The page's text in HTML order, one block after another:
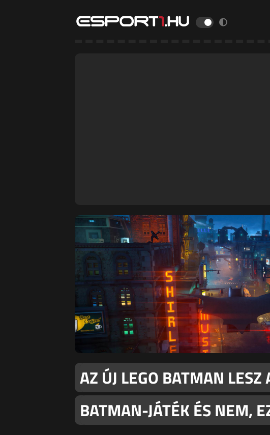
AZ ÚJ LEGO BATMAN LESZ
BATMAN-JÁTÉK ÉS NEM,